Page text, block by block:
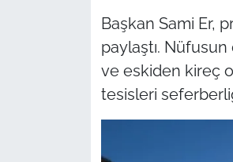
Başkan Sami Er,
paylaştı.
ve eskiden kireç
tesisleri